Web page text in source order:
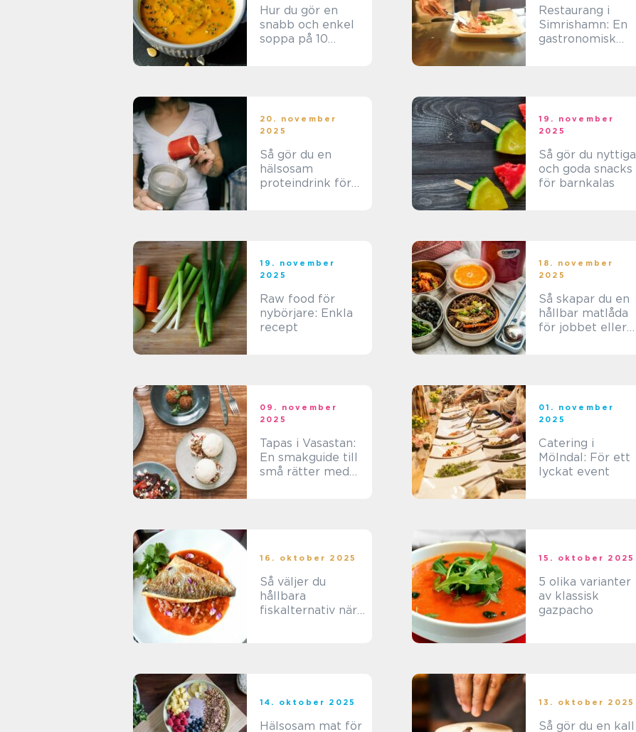
Hur du gör en
snabb och enkel
soppa på 10
Restaurang i
Simrishamn: En
gastronomisk
20. november
2025
Så gör du en
hälsosam
proteindrink för
19. november
2025
Så gör du nyttiga
och goda snacks
för barnkalas
19. november
2025
Raw food för
nybörjare: Enkla
recept
18. november
2025
Så skapar du en
hållbar matlåda
för jobbet eller
09. november
2025
Tapas i Vasastan:
En smakguide till
små rätter med
01. november
2025
Catering i
Mölndal: För ett
lyckat event
16. oktober 2025
Så väljer du
hållbara
fiskalternativ när
15. oktober 2025
5 olika varianter
av klassisk
gazpacho
14. oktober 2025
Hälsosam mat för
13. oktober 2025
Så gör du en kall